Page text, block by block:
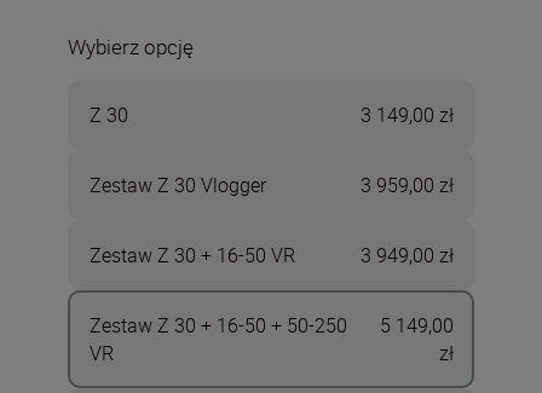
Wybierz opcję
Z 30 3 149,00 zł
Zestaw Z 30 Vlogger 3 959,00 zł
Zestaw Z 30 + 16-50 VR 3 949,00 zł
Zestaw Z 30 + 16-50 + 50-250
VR
5 149,00
zł